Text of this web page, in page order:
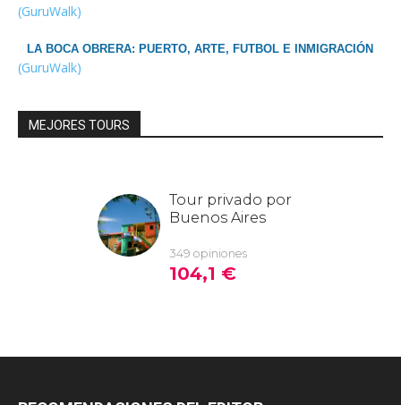
(GuruWalk)
LA BOCA OBRERA: PUERTO, ARTE, FUTBOL E INMIGRACIÓN
(GuruWalk)
MEJORES TOURS